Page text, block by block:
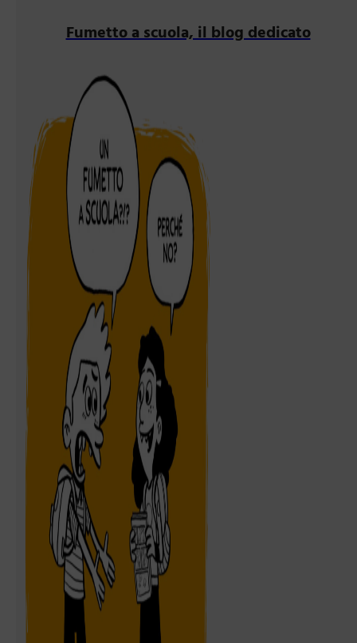
Fumetto a scuola, il blog dedicato